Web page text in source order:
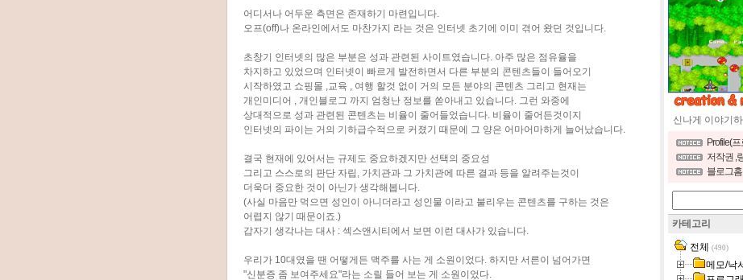
어디서나 어두운 측면은 존재하기 마련입니다.
오프(off)나 온라인에서도 마찬가지 라는 것은 인터넷 초기에 이미 겪어 왔던 것입니다.
초창기 인터넷의 많은 부분은 성과 관련된 사이트였습니다. 아주 많은 점유율을
차지하고 있었으며 인터넷이 빠르게 발전하면서 다른 부분의 콘텐츠들이 들어오기
시작하였고 쇼핑몰 ,교육 , 여행 할것 없이 거의 모든 분야의 콘텐츠 그리고 현재는
개인미디어 , 개인블로그 까지 엄청난 정보를 쏟아내고 있습니다. 그런 와중에
상대적으로 성과 관련된 콘텐츠는 비율이 줄어들었습니다. 비율이 줄어든것이지
인터넷의 파이는 거의 기하급수적으로 커졌기 때문에 그 양은 어마어마하게 늘어났습니다.
결국 현재에 있어서는 규제도 중요하겠지만 선택의 중요성
그리고 스스로의 판단 자립, 가치관과 그 가치관에 따른 결과 등을 알려주는것이
더욱더 중요한 것이 아닌가 생각해봅니다.
(사실 마음만 먹으면 성인이 아니더라고 성인물 이라고 불리우는 콘텐츠를 구하는 것은
어렵지 않기 때문이죠.)
갑자기 생각나는 대사 : 섹스앤시티에서 보면 이런 대사가 있습니다.
우리가 10대였을 땐 어떻게든 맥주를 사는 게 소원이었다. 하지만 서른이 넘어가면
"신분증 좀 보여주세요"라는 소릴 들어 보는 게 소원이었다.
신나게 이야기
Profile(
저작권 ,
블로그
카테고리
전체 (490)
메모/낙